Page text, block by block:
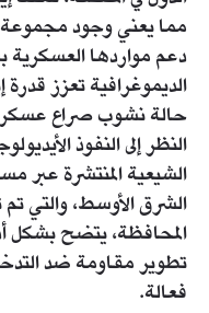
مما يعني وجود مجموعة
دعم مواردها العسكرية
الديموغرافية تعزز
حالة نشوب صراع
النظر إلى النفوذ
الشيعية المنتشرة عبر
الشرق الأوسط، والتي
المحافظة، يتضح بشكل
تطوير مقاومة ضد
فعالة.